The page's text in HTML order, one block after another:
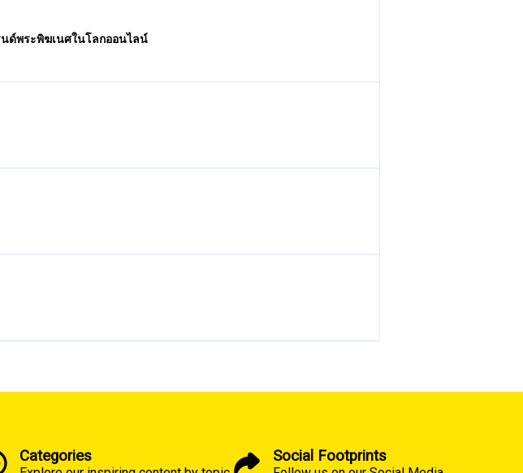
ด์พระพิฆเนศในโลกออนไลน์
Categories Social Footprints